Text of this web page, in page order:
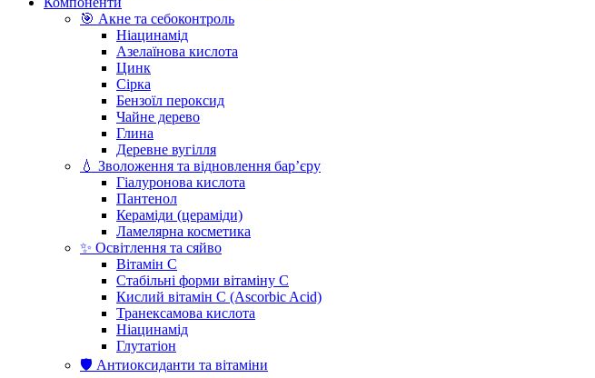
🎯 Акне та себоконтроль
Ніацинамід
Азелаїнова кислота
Цинк
Сірка
Бензоїл пероксид
Чайне дерево
Глина
Деревне вугілля
💧 Зволоження та відновлення бар’єру
Гіалуронова кислота
Пантенол
Кераміди (цераміди)
Ламелярна косметика
✨ Освітлення та сяйво
Вітамін С
Стабільні форми вітаміну С
Кислий вітамін С (Ascorbic Acid)
Транексамова кислота
Ніацинамід
Глутатіон
🛡️ Антиоксиданти та вітаміни